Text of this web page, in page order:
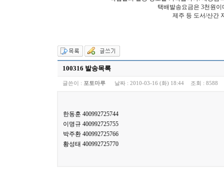
택배발송요금은 3천원
제주 등 도서/산간
100316 발송목록
글쓴이 : 포토마루 날짜 : 2010-03-16 (화) 18:44 조회 : 8588
한동훈 400992725744
이명규 400992725755
박주환 400992725766
황성태 400992725770